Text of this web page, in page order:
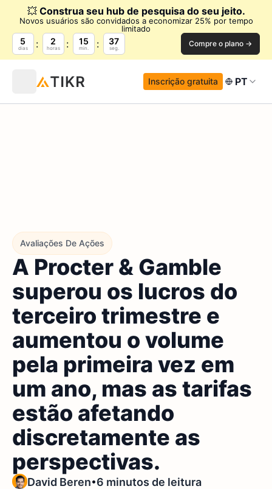
💥 Construa seu hub de pesquisa do seu jeito.
Novos usuários são convidados a economizar 25% por tempo
limitado
5
dias
2
horas
15
min.
35
seg. Compre o plano →
Inscrição gratuita PT
Avaliações De Ações
A Procter & Gamble
superou os lucros do
terceiro trimestre e
aumentou o volume
pela primeira vez em
um ano, mas as tarifas
estão afetando
discretamente as
perspectivas.
David Beren•6 minutos de leitura